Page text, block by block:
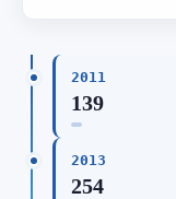
2011
139
2013
254